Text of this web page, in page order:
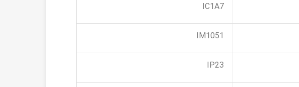
IC1A7
IM1051
IP23